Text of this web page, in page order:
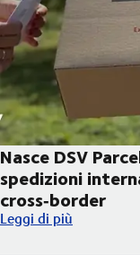
Nasce DSV
spedizioni
cross‑border
Nasce DSV Parcel, la
Leggi di più